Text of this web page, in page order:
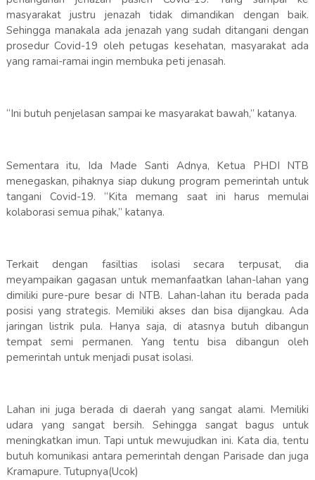
masyarakat justru jenazah tidak dimandikan dengan baik.
Sehingga manakala ada jenazah yang sudah ditangani dengan
prosedur Covid-19 oleh petugas kesehatan, masyarakat ada
yang ramai-ramai ingin membuka peti jenasah.
“Ini butuh penjelasan sampai ke masyarakat bawah,” katanya.
Sementara itu, Ida Made Santi Adnya, Ketua PHDI NTB
menegaskan, pihaknya siap dukung program pemerintah untuk
tangani Covid-19. “Kita memang saat ini harus memulai
kolaborasi semua pihak,” katanya.
Terkait dengan fasiltias isolasi secara terpusat, dia
meyampaikan gagasan untuk memanfaatkan lahan-lahan yang
dimiliki pure-pure besar di NTB. Lahan-lahan itu berada pada
posisi yang strategis. Memiliki akses dan bisa dijangkau. Ada
jaringan listrik pula. Hanya saja, di atasnya butuh dibangun
tempat semi permanen. Yang tentu bisa dibangun oleh
pemerintah untuk menjadi pusat isolasi.
Lahan ini juga berada di daerah yang sangat alami. Memiliki
udara yang sangat bersih. Sehingga sangat bagus untuk
meningkatkan imun. Tapi untuk mewujudkan ini. Kata dia, tentu
butuh komunikasi antara pemerintah dengan Parisade dan juga
Kramapure. Tutupnya(Ucok)